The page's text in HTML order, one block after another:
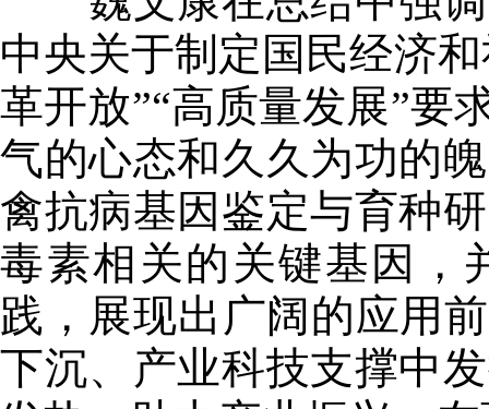
中央关于制定国民经济
革开放”“高质量发展”要
气的心态和久久为功的
禽抗病基因鉴定与育种
毒素相关的关键基因，
践，展现出广阔的应用
下沉、产业科技支撑中